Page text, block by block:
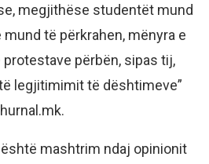
megjithëse studentët mund
të përkrahen, mënyra e
përbën, sipas tij,
legjitimimit të dështimeve”
mashtrim ndaj opinionit